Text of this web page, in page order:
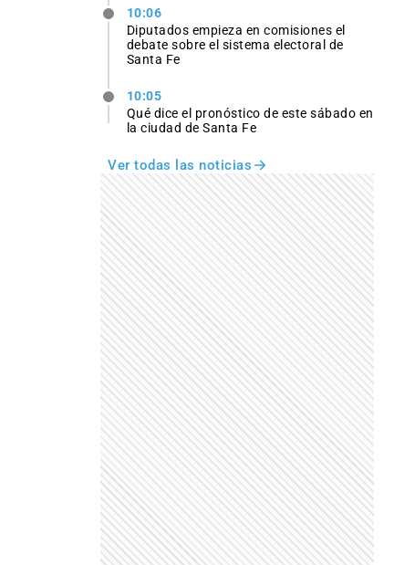
10:06
Diputados empieza en comisiones el
debate sobre el sistema electoral de
Santa Fe
10:05
Qué dice el pronóstico de este sábado en
la ciudad de Santa Fe
Ver todas las noticias